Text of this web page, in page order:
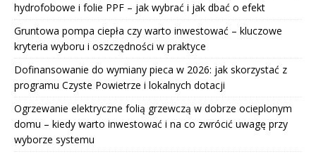
hydrofobowe i folie PPF – jak wybrać i jak dbać o efekt
Gruntowa pompa ciepła czy warto inwestować – kluczowe
kryteria wyboru i oszczędności w praktyce
Dofinansowanie do wymiany pieca w 2026: jak skorzystać z
programu Czyste Powietrze i lokalnych dotacji
Ogrzewanie elektryczne folią grzewczą w dobrze ocieplonym
domu – kiedy warto inwestować i na co zwrócić uwagę przy
wyborze systemu